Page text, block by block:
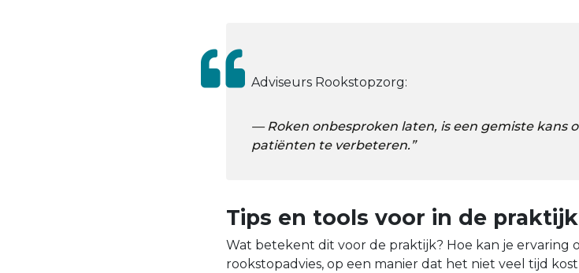
Adviseurs Rookstopzorg:
Roken onbesproken laten, is een gemiste kans
patiënten te verbeteren.”
Tips en tools voor in de praktijk
Wat betekent dit voor de praktijk? Hoe kan je ervaring
rookstopadvies, op een manier dat het niet veel tijd